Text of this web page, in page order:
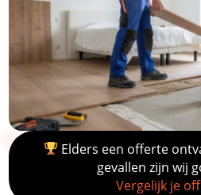
Elders een offerte
gevallen zijn wij
Vergelijk je